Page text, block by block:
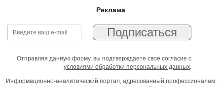
Реклама
Отправляя данную форму, вы подтверждаете свое согласие с
условиями обработки персональных данных.
Информационно-аналитический портал, адресованный профессионалам